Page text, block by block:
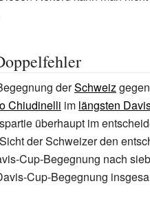
derSchweizgegen
Chiudinelli im längsten
überhaupt im
der Schweizer den
Cup-Begegnung nach
Cup-Begegnung